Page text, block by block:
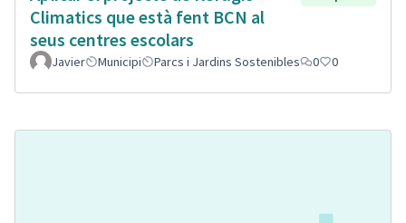
Climatics que està fent BCN al
seus centres escolars
Javier Municipi Parcs i Jardins Sostenibles 0 0